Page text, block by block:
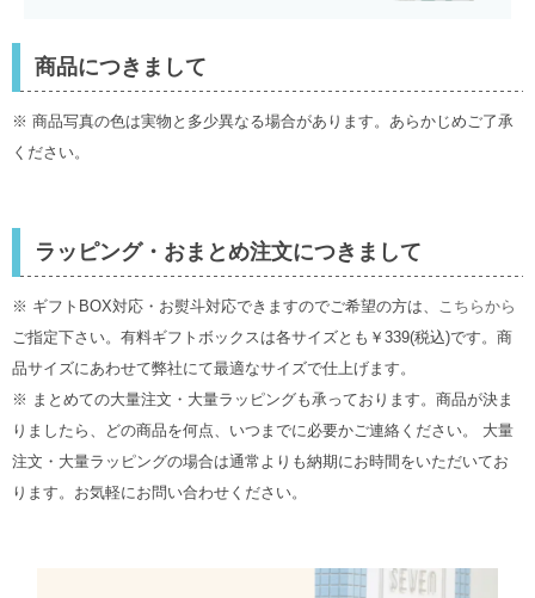
商品につきまして
※ 商品写真の色は実物と多少異なる場合があります。あらかじめご了承
ください。
ラッピング・おまとめ注文につきまして
※ ギフトBOX対応・お熨斗対応できますのでご希望の方は、 こちらから
ご指定下さい。有料ギフトボックスは各サイズとも￥339(税込)です。商
品サイズにあわせて弊社にて最適なサイズで仕上げます。
※ まとめての大量注文・大量ラッピングも承っております。商品が決ま
りましたら、どの商品を何点、いつまでに必要かご連絡ください。 大量
注文・大量ラッピングの場合は通常よりも納期にお時間をいただいてお
ります。お気軽にお問い合わせください。